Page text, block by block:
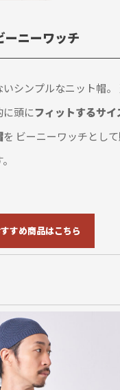
ーニーワッチ
シンプルなニット帽。
に頭にフィットするサイ
を ビーニーワッチとし
すめ商品はこちら